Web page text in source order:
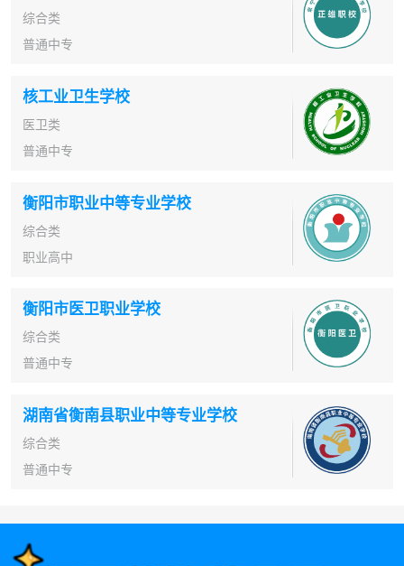
综合类
普通中专
核工业卫生学校
医卫类
普通中专
衡阳市职业中等专业学校
综合类
职业高中
衡阳市医卫职业学校
综合类
普通中专
湖南省衡南县职业中等专业学校
综合类
普通中专